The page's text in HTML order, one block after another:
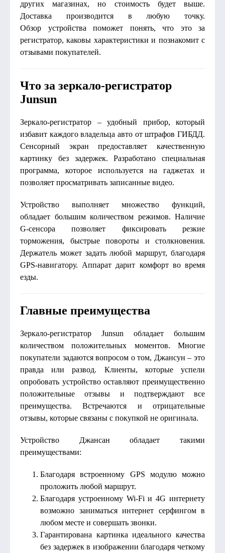
других магазинах, но стоимость будет выше.
Доставка производится в любую точку.
Обзор устройства поможет понять, что это за
регистратор, каковы характеристики и познакомит с
отзывами покупателей.
Что за зеркало-регистратор
Junsun
Зеркало-регистратор – удобный прибор, который
избавит каждого владельца авто от штрафов ГИБДД.
Сенсорный экран предоставляет качественную
картинку без задержек. Разработано специальная
программа, которое используется на гаджетах и
позволяет просматривать записанные видео.
Устройство выполняет множество функций,
обладает большим количеством режимов. Наличие
G-сенсора позволяет фиксировать резкие
торможения, быстрые повороты и столкновения.
Держатель может задать любой маршрут, благодаря
GPS-навигатору. Аппарат дарит комфорт во время
езды.
Главные преимущества
Зеркало-регистратор Junsun обладает большим
количеством положительных моментов. Многие
покупатели задаются вопросом о том, Джансун – это
правда или развод. Клиенты, которые успели
опробовать устройство оставляют преимущественно
положительные отзывы и подтверждают все
преимущества. Встречаются и отрицательные
отзывы, которые связаны с покупкой не оригинала.
Устройство Джансан обладает такими
преимуществами:
Благодаря встроенному GPS модулю можно
проложить любой маршрут.
Благодаря устроенному Wi-Fi и 4G интернету
возможно заниматься интернет серфингом в
любом месте и совершать звонки.
Гарантирована картинка идеального качества
без задержек в изображении благодаря четкому